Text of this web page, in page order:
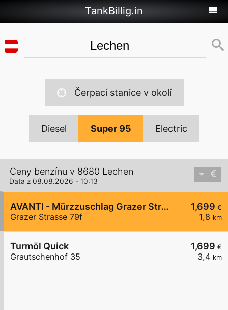
TankBillig.in
Čerpací stanice v okolí
Diesel Super 95 Electric
Ceny benzínu v 8680 Lechen
Data z 08.08.2026 - 10:13
1,699 €
1,8 km
AVANTI - Mürzzuschlag Grazer Straße 79f
Grazer Strasse 79f
1,699 €
3,4 km
Turmöl Quick
Grautschenhof 35